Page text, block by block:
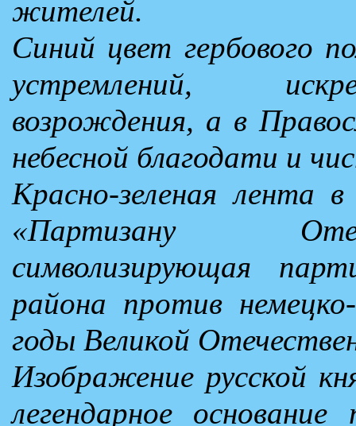
жителей.
Синий цвет гербового
устремлений,
возрождения, а в
небесной благодати и
Красно-зеленая лента
«Партизану
символизирующая
района против
годы Великой
Изображение русской
легендарное